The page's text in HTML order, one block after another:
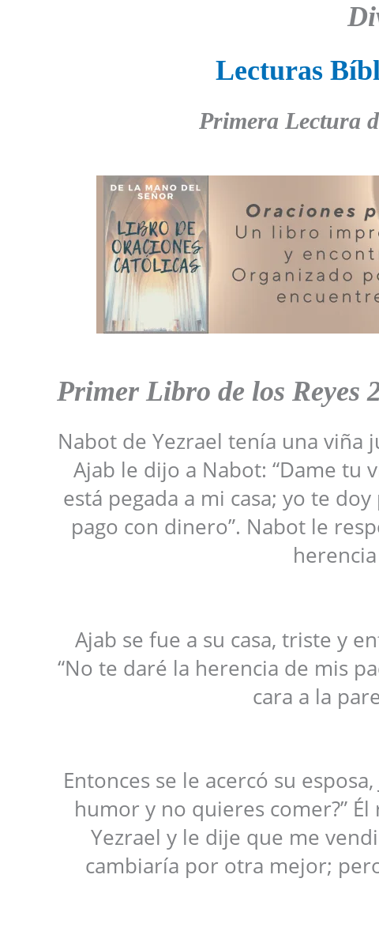
Lecturas
Primera Lectura
Primer Libro de los Reyes
Nabot de Yezrael tenía una viña
Ajab le dijo a Nabot: “Dame tu
está pegada a mi casa; yo te
pago con dinero”. Nabot le
Ajab se fue a su casa, triste y
“No te daré la herencia de mis
cara a la
Entonces se le acercó su
humor y no quieres comer?”
Yezrael y le dije que me
cambiaría por otra mejor;